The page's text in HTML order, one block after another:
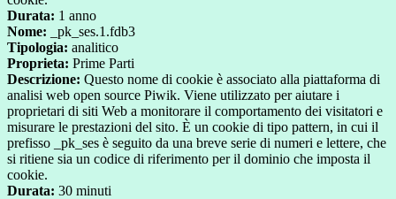
Durata: 1 anno
Nome: _pk_ses.1.fdb3
Tipologia: analitico
Proprieta: Prime Parti
Descrizione: Questo nome di cookie è associato alla piattaforma di
analisi web open source Piwik. Viene utilizzato per aiutare i
proprietari di siti Web a monitorare il comportamento dei visitatori e
misurare le prestazioni del sito. È un cookie di tipo pattern, in cui il
prefisso _pk_ses è seguito da una breve serie di numeri e lettere, che
si ritiene sia un codice di riferimento per il dominio che imposta il
cookie.
Durata: 30 minuti